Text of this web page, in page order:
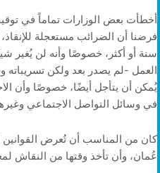
أخطأت بعض الوزارات تماماً في
فرضنا أن الضرائب مستعجلة
سنة أو أكثر، خصوصًا وأنه لن يُغير
العمل -لم يصدر بعد ولكن
يُمكن أن يتأجل أيضًا، خصوصًا وأن
في وسائل التواصل الاجتماعي
كان من المناسب أن تُعرض
عُمان، وأن تأخذ وقتها من النقاش